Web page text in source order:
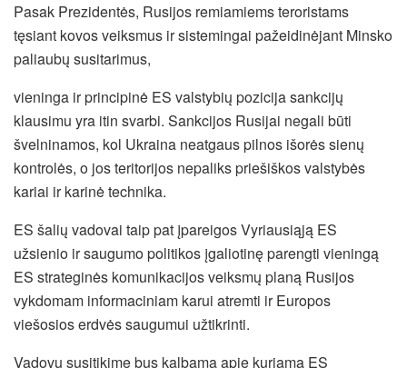
Pasak Prezidentės, Rusijos remiamiems teroristams
tęsiant kovos veiksmus ir sistemingai pažeidinėjant Minsko
paliaubų susitarimus,
vieninga ir principinė ES valstybių pozicija sankcijų
klausimu yra itin svarbi. Sankcijos Rusijai negali būti
švelninamos, kol Ukraina neatgaus pilnos išorės sienų
kontrolės, o jos teritorijos nepaliks priešiškos valstybės
kariai ir karinė technika.
ES šalių vadovai taip pat įpareigos Vyriausiąją ES
užsienio ir saugumo politikos įgaliotinę parengti vieningą
ES strateginės komunikacijos veiksmų planą Rusijos
vykdomam informaciniam karui atremti ir Europos
viešosios erdvės saugumui užtikrinti.
Vadovų susitikime bus kalbama apie kuriamą ES